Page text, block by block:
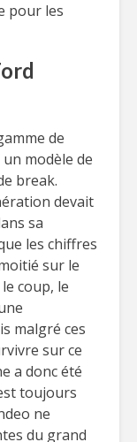
pour les
de
modèle de
break.
devait
sa
les chiffres
sur le
coup, le
malgré ces
sur ce
a donc été
toujours
ne
du grand